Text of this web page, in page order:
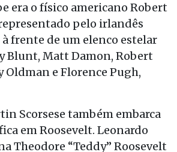
era o físico americano Robert
pelo irlandês
frente de um elenco estelar
Blunt, Matt Damon, Robert
Oldman e Florence Pugh,
Scorsese também embarca
em Roosevelt. Leonardo
Theodore “Teddy” Roosevelt